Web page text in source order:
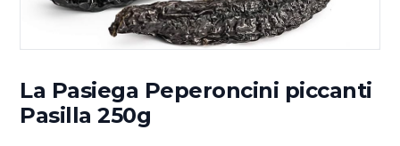
La Pasiega Peperoncini piccanti
Pasilla 250g